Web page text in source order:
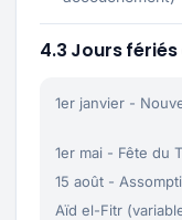
4.3 Jours
1er janvier -
1er mai - Fête du
15 août -
Aïd el-Fitr